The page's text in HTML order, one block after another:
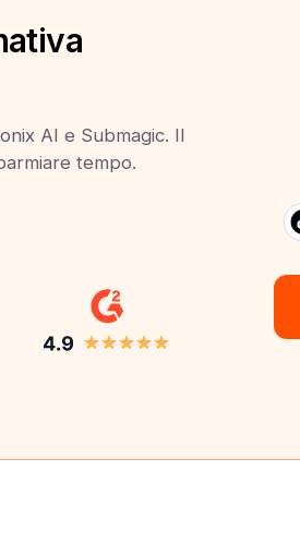
AI e Submagic. Il
tempo.